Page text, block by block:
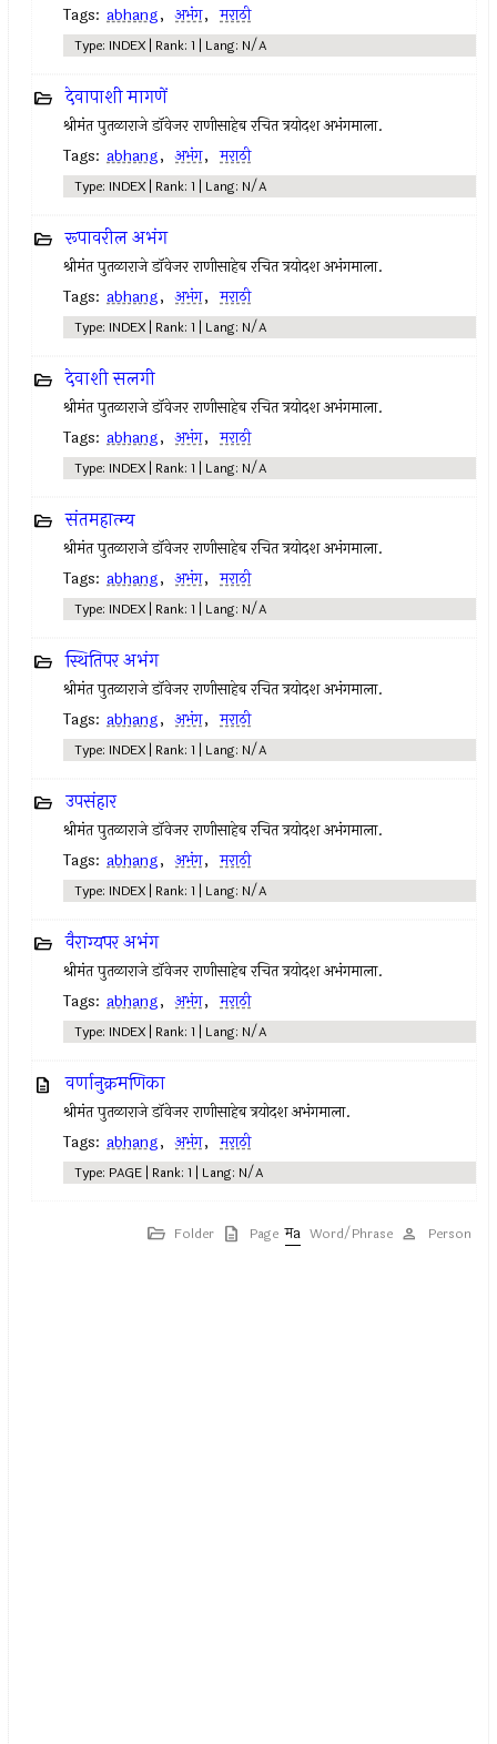
Tags: abhang, अभंग, मराठी
Type: INDEX | Rank: 1 | Lang: N/A
देवापाशी मागणें
श्रीमंत पुतळाराजे डॉवेजर राणीसाहेब रचित त्रयोदश अभंगमाला.
Tags: abhang, अभंग, मराठी
Type: INDEX | Rank: 1 | Lang: N/A
रूपावरील अभंग
श्रीमंत पुतळाराजे डॉवेजर राणीसाहेब रचित त्रयोदश अभंगमाला.
Tags: abhang, अभंग, मराठी
Type: INDEX | Rank: 1 | Lang: N/A
देवाशी सलगी
श्रीमंत पुतळाराजे डॉवेजर राणीसाहेब रचित त्रयोदश अभंगमाला.
Tags: abhang, अभंग, मराठी
Type: INDEX | Rank: 1 | Lang: N/A
संतमहात्म्य
श्रीमंत पुतळाराजे डॉवेजर राणीसाहेब रचित त्रयोदश अभंगमाला.
Tags: abhang, अभंग, मराठी
Type: INDEX | Rank: 1 | Lang: N/A
स्थितिपर अभंग
श्रीमंत पुतळाराजे डॉवेजर राणीसाहेब रचित त्रयोदश अभंगमाला.
Tags: abhang, अभंग, मराठी
Type: INDEX | Rank: 1 | Lang: N/A
उपसंहार
श्रीमंत पुतळाराजे डॉवेजर राणीसाहेब रचित त्रयोदश अभंगमाला.
Tags: abhang, अभंग, मराठी
Type: INDEX | Rank: 1 | Lang: N/A
वैराग्यपर अभंग
श्रीमंत पुतळाराजे डॉवेजर राणीसाहेब रचित त्रयोदश अभंगमाला.
Tags: abhang, अभंग, मराठी
Type: INDEX | Rank: 1 | Lang: N/A
वर्णानुक्रमणिका
श्रीमंत पुतळाराजे डॉवेजर राणीसाहेब त्रयोदश अभंगमाला.
Tags: abhang, अभंग, मराठी
Type: PAGE | Rank: 1 | Lang: N/A
Folder Page Word/Phrase Person